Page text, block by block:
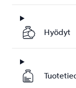
Hyödyt